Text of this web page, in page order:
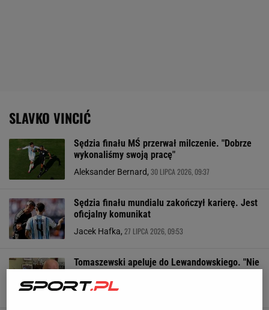
SLAVKO VINCIĆ
Sędzia finału MŚ przerwał milczenie. "Dobrze
wykonaliśmy swoją pracę"
Aleksander Bernard, 30 LIPCA 2026, 09:37
Sędzia finału mundialu zakończył karierę. Jest
oficjalny komunikat
Jacek Hafka, 27 LIPCA 2026, 09:53
Tomaszewski apeluje do Lewandowskiego. "Nie
Szymon Mańkowski,